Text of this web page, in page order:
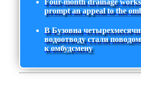
prompt an appeal to the
В Бузовна
водоотводу стали
к омбудсмену